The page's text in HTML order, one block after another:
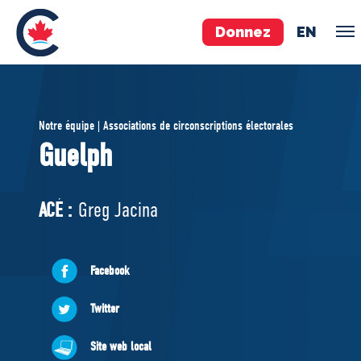
Donnez EN
ÉQUIPE
Pierre Poilievre
Vos députés conservateurs
Cabinet fantôme
Exécutif national
À PROPOS
Documents constitutifs
Notre équipe | Associations de circonscriptions électorales
Guelph
ACÉ : Greg Jacina
Facebook
Twitter
Site web local